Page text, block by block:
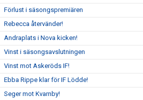
Förlust i säsongspremiären
Rebecca återvänder!
Andraplats i Nova kicken!
Vinst i säsongsavslutningen
Vinst mot Askeröds IF!
Ebba Rippe klar för IF Lödde!
Seger mot Kvarnby!